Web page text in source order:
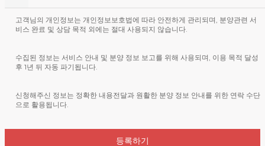
4. 개인정보 관리 담당자 및 연락처
회사는 고객의 개인정보 보호와 개인정보와 관련된 불만을 처리하기 위하여 아래
와 같이 개인정보 책임자를 지정하고 있습니다.
성명 : 동탄 파라곤3차
고객님의 개인정보는 개인정보보호법에 따라 안전하게 관리되며, 분양관련 서
비스 완료 및 상담 목적 외에는 절대 사용되지 않습니다.
수집된 정보는 서비스 안내 및 분양 정보 보고를 위해 사용되며, 이용 목적 달성
후 1년 뒤 자동 파기됩니다.
신청해주신 정보는 정확한 내용전달과 원활한 분양 정보 안내를 위한 연락 수단
으로 활용됩니다.